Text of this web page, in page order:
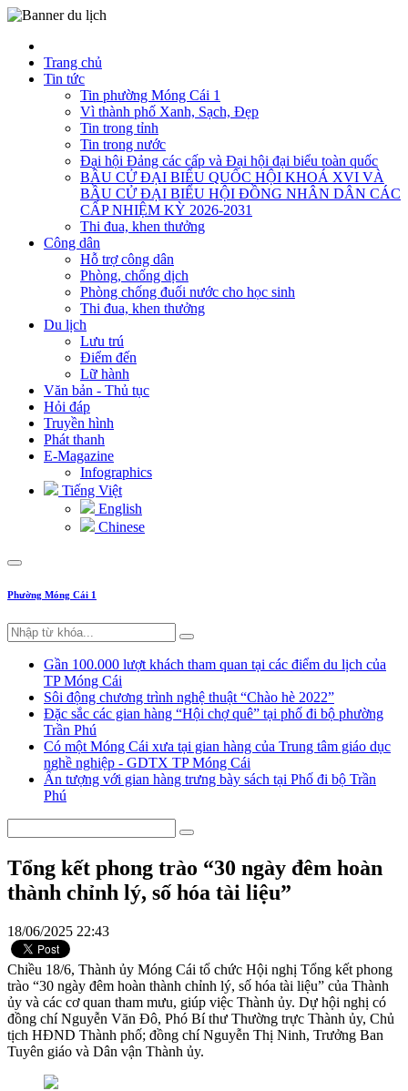
Trang chủ
Tin tức
Tin phường Móng Cái 1
Vì thành phố Xanh, Sạch, Đẹp
Tin trong tỉnh
Tin trong nước
Đại hội Đảng các cấp và Đại hội đại biểu toàn quốc
BẦU CỬ ĐẠI BIỂU QUỐC HỘI KHOÁ XVI VÀ
BẦU CỬ ĐẠI BIỂU HỘI ĐỒNG NHÂN DÂN CÁC
CẤP NHIỆM KỲ 2026-2031
Thi đua, khen thưởng
Công dân
Hỗ trợ công dân
Phòng, chống dịch
Phòng chống đuối nước cho học sinh
Thi đua, khen thưởng
Du lịch
Lưu trú
Điểm đến
Lữ hành
Văn bản - Thủ tục
Hỏi đáp
Truyền hình
Phát thanh
E-Magazine
Infographics
Tiếng Việt
English
Chinese
Phường Móng Cái 1
Gần 100.000 lượt khách tham quan tại các điểm du lịch của
TP Móng Cái
Sôi động chương trình nghệ thuật “Chào hè 2022”
Đặc sắc các gian hàng “Hội chợ quê” tại phố đi bộ phường
Trần Phú
Có một Móng Cái xưa tại gian hàng của Trung tâm giáo dục
nghề nghiệp - GDTX TP Móng Cái
Ấn tượng với gian hàng trưng bày sách tại Phố đi bộ Trần
Phú
Tổng kết phong trào “30 ngày đêm hoàn
thành chỉnh lý, số hóa tài liệu”
18/06/2025 22:43
Chiều 18/6, Thành ủy Móng Cái tổ chức Hội nghị Tổng kết phong
trào “30 ngày đêm hoàn thành chỉnh lý, số hóa tài liệu” của Thành
ủy và các cơ quan tham mưu, giúp việc Thành ủy. Dự hội nghị có
đồng chí Nguyễn Văn Đô, Phó Bí thư Thường trực Thành ủy, Chủ
tịch HĐND Thành phố; đồng chí Nguyễn Thị Ninh, Trưởng Ban
Tuyên giáo và Dân vận Thành ủy.